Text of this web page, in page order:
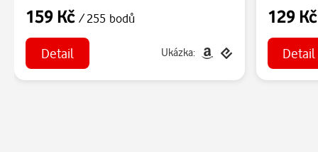
159 Kč / 255 bodů
Detail Ukázka:
129
Detail